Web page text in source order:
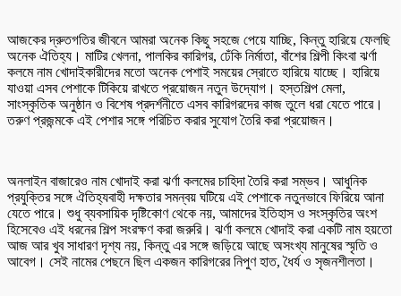
আজকের দ্রুতগতির জীবনে আমরা অনেক কিছু সহজে পেয়ে যাচ্ছি, কিন্তু হারিয়ে ফেলছি
অনেক ঐতিহ্য। মাটির খেলনা, পালকির কারিগর, ঢেঁকি নির্মাতা, বাঁশের শিল্পী কিংবা ঝর্ণা
কলমে নাম খোদাইকারীদের মতো অনেক পেশাই সময়ের স্রোতে হারিয়ে যাচ্ছে। হারিয়ে
যাওয়া এসব পেশাকে টিকিয়ে রাখতে প্রয়োজন নতুন উদ্যোগ। হস্তশিল্প মেলা,
সাংস্কৃতিক অনুষ্ঠান ও বিশেষ প্রদর্শনীতে এসব কারিগরদের কাজ তুলে ধরা যেতে পারে।
তরুণ প্রজন্মকে এই পেশার সঙ্গে পরিচিত করার সুযোগ তৈরি করা প্রয়োজন।
অনলাইন বাজারেও নাম খোদাই করা ঝর্ণা কলমের চাহিদা তৈরি করা সম্ভব। আধুনিক
প্রযুক্তির সঙ্গে ঐতিহ্যবাহী দক্ষতার সমন্বয় ঘটিয়ে এই পেশাকে নতুনভাবে ফিরিয়ে আনা
যেতে পারে। শুধু ব্যবসায়িক দৃষ্টিকোণ থেকে নয়, আমাদের ইতিহাস ও সংস্কৃতির অংশ
হিসেবেও এই ধরনের শিল্প সংরক্ষণ করা জরুরি। ঝর্ণা কলমে খোদাই করা একটি নাম হয়তো
আজ আর খুব সাধারণ দৃশ্য নয়, কিন্তু এর সঙ্গে জড়িয়ে আছে অসংখ্য মানুষের স্মৃতি ও
আবেগ। সেই নামের পেছনে ছিল একজন কারিগরের নিপুণ হাত, ধৈর্য ও সৃজনশীলতা।